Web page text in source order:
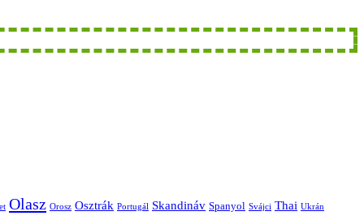
Olasz Orosz Osztrák Portugál Skandináv Spanyol Svájci Thai Ukrán